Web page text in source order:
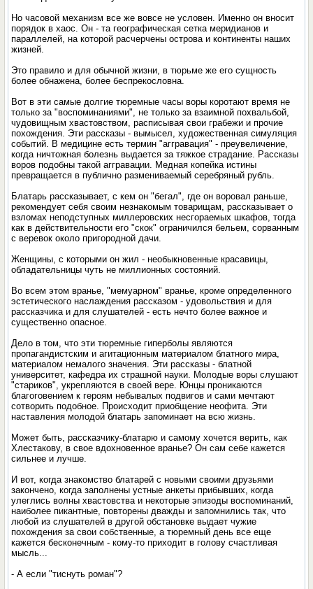
Но часовой механизм все же вовсе не условен. Именно он вносит
порядок в хаос. Он - та географическая сетка меридианов и
параллелей, на которой расчерчены острова и континенты наших
жизней.
Это правило и для обычной жизни, в тюрьме же его сущность
более обнажена, более беспрекословна.
Вот в эти самые долгие тюремные часы воры коротают время не
только за "воспоминаниями", не только за взаимной похвальбой,
чудовищным хвастовством, расписывая свои грабежи и прочие
похождения. Эти рассказы - вымысел, художественная симуляция
событий. В медицине есть термин "аггравация" - преувеличение,
когда ничтожная болезнь выдается за тяжкое страдание. Рассказы
воров подобны такой аггравации. Медная копейка истины
превращается в публично размениваемый серебряный рубль.
Блатарь рассказывает, с кем он "бегал", где он воровал раньше,
рекомендует себя своим незнакомым товарищам, рассказывает о
взломах неподступных миллеровских несгораемых шкафов, тогда
как в действительности его "скок" ограничился бельем, сорванным
с веревок около пригородной дачи.
Женщины, с которыми он жил - необыкновенные красавицы,
обладательницы чуть не миллионных состояний.
Во всем этом вранье, "мемуарном" вранье, кроме определенного
эстетического наслаждения рассказом - удовольствия и для
рассказчика и для слушателей - есть нечто более важное и
существенно опасное.
Дело в том, что эти тюремные гиперболы являются
пропагандистским и агитационным материалом блатного мира,
материалом немалого значения. Эти рассказы - блатной
университет, кафедра их страшной науки. Молодые воры слушают
"стариков", укрепляются в своей вере. Юнцы проникаются
благоговением к героям небывалых подвигов и сами мечтают
сотворить подобное. Происходит приобщение неофита. Эти
наставления молодой блатарь запоминает на всю жизнь.
Может быть, рассказчику-блатарю и самому хочется верить, как
Хлестакову, в свое вдохновенное вранье? Он сам себе кажется
сильнее и лучше.
И вот, когда знакомство блатарей с новыми своими друзьями
закончено, когда заполнены устные анкеты прибывших, когда
улеглись волны хвастовства и некоторые эпизоды воспоминаний,
наиболее пикантные, повторены дважды и запомнились так, что
любой из слушателей в другой обстановке выдает чужие
похождения за свои собственные, а тюремный день все еще
кажется бесконечным - кому-то приходит в голову счастливая
мысль...
- А если "тиснуть роман"?